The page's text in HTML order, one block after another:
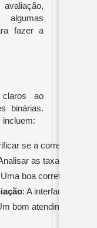
fazer a
ao
binárias.
incluem:
se a corretora é
as taxas de
boa corretora
: A interface deve
bom atendimento